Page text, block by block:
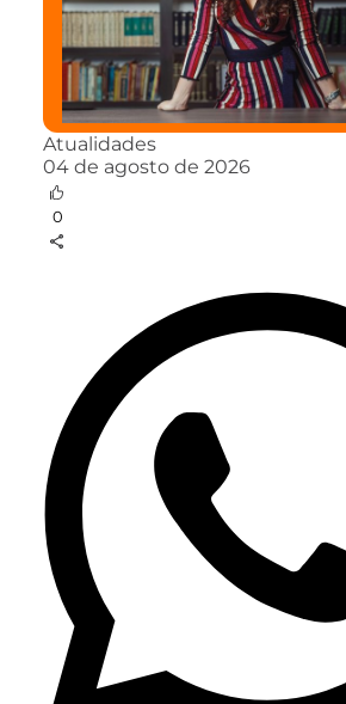
Atualidades
04 de agosto de 2026
0